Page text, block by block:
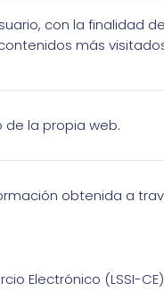
con la finalidad
más
de la propia web.
obtenida a
Electrónico (LSSI-